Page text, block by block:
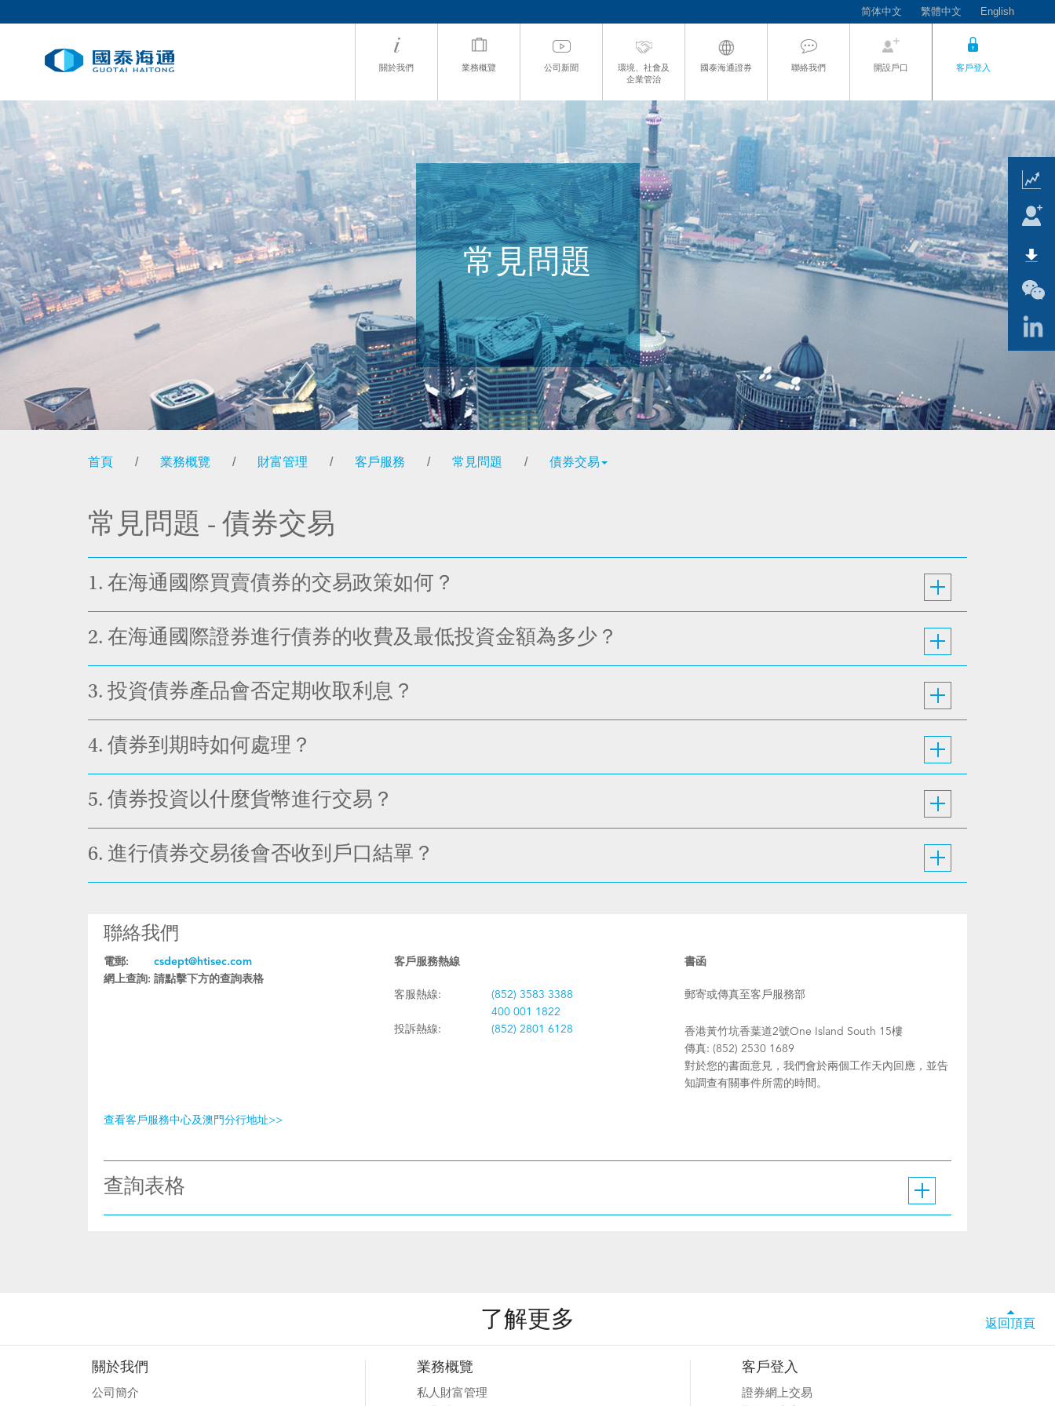
简体中文 繁體中文 English
關於我們 業務概覽 公司新聞
環境、社會及
企業管治
國泰海通證券 聯絡我們 開設戶口 客戶登入
常見問題
首頁 / 業務概覽 / 財富管理 / 客戶服務 / 常見問題 / 債券交易
常見問題 - 債券交易
1. 在海通國際買賣債券的交易政策如何？
2. 在海通國際證券進行債券的收費及最低投資金額為多少？
3. 投資債券產品會否定期收取利息？
4. 債券到期時如何處理？
5. 債券投資以什麼貨幣進行交易？
6. 進行債券交易後會否收到戶口結單？
聯絡我們
電郵:
csdept@htisec.com
網上查詢: 請點擊下方的查詢表格
客戶服務熱線
客服熱線:
(852) 3583 3388
400 001 1822
投訴熱線:
(852) 2801 6128
書函
郵寄或傳真至客戶服務部
香港黃竹坑香葉道2號One Island South 15樓
傳真: (852) 2530 1689
對於您的書面意見，我們會於兩個工作天內回應，並告
知調查有關事件所需的時間。
查看客戶服務中心及澳門分行地址>>
查詢表格
了解更多 返回頂頁
關於我們
公司簡介
業務概覽
私人財富管理
客戶登入
證券網上交易